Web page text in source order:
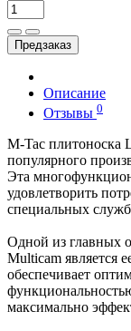
Предзаказ
Описание
Отзывы 0
M-Tac плитоноска
популярного
Эта
удовлетворить
специальных
Одной из главных
Multicam является
обеспечивает
максимально